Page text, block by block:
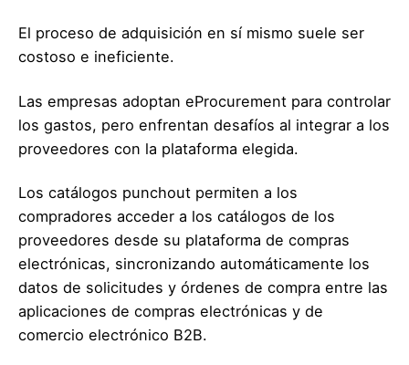
El proceso de adquisición en sí mismo suele ser
costoso e ineficiente.
Las empresas adoptan eProcurement para controlar
los gastos, pero enfrentan desafíos al integrar a los
proveedores con la plataforma elegida.
Los catálogos punchout permiten a los
compradores acceder a los catálogos de los
proveedores desde su plataforma de compras
electrónicas, sincronizando automáticamente los
datos de solicitudes y órdenes de compra entre las
aplicaciones de compras electrónicas y de
comercio electrónico B2B.